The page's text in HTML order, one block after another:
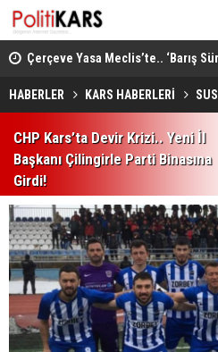
Çerçeve Yasa Meclis’te.. ‘Barış
Görüşmeler Devam Ediyor!
HABERLER KARS HABERLERİ
CHP Kars’ta Devir Krizi.. Yeni İl
Başkanı Çilingirle Parti Binasına
Girdi!